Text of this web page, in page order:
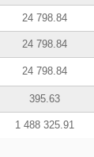
24 798.84
24 798.84
24 798.84
395.63
1 488 325.91